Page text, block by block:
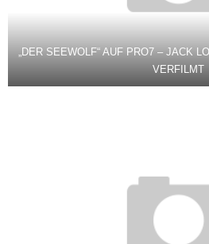
„DER SEEWOLF“ AUF PRO7 – JACK
VERFILMT